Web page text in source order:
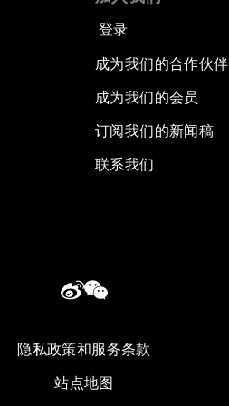
登录
成为我们的合作伙伴
成为我们的会员
订阅我们的新闻稿
联系我们
隐私政策和服务条款
站点地图